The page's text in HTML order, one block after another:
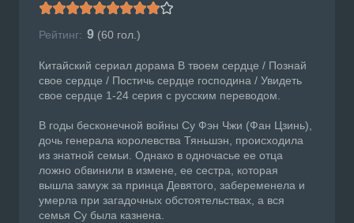
Рейтинг: 9 (60 гол.)
Китайский сериал дорама В твоем сердце / Познай
свое сердце / Постичь сердце господина / Увидеть
свое сердце 1-24 серия с русским переводом.
В годы бесконечной войны Су Фэн Чжи (Фан Цзинь),
дочь генерала королевства Тяньшэн, происходила
из знатной семьи. Однако в одночасье ее отца
ложно обвинили в измене, ее сестра, которая
вышла замуж за принца Девятого, забеременела и
умерла при загадочных обстоятельствах, а вся
семья Су была казнена.